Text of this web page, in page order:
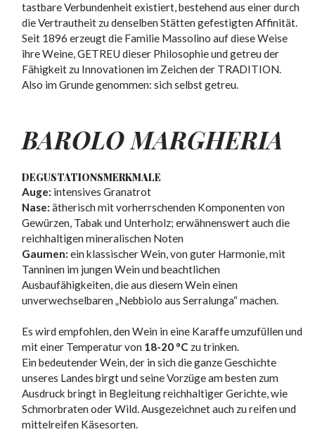
tastbare Verbundenheit existiert, bestehend aus einer durch
die Vertrautheit zu denselben Stätten gefestigten Affinität.
Seit 1896 erzeugt die Familie Massolino auf diese Weise
ihre Weine, GETREU dieser Philosophie und getreu der
Fähigkeit zu Innovationen im Zeichen der TRADITION.
Also im Grunde genommen: sich selbst getreu.
BAROLO MARGHERIA
DEGUSTATIONSMERKMALE
Auge: intensives Granatrot
Nase: ätherisch mit vorherrschenden Komponenten von
Gewürzen, Tabak und Unterholz; erwähnenswert auch die
reichhaltigen mineralischen Noten
Gaumen: ein klassischer Wein, von guter Harmonie, mit
Tanninen im jungen Wein und beachtlichen
Ausbaufähigkeiten, die aus diesem Wein einen
unverwechselbaren „Nebbiolo aus Serralunga“ machen.
Es wird empfohlen, den Wein in eine Karaffe umzufüllen und
mit einer Temperatur von 18-20 °C zu trinken.
Ein bedeutender Wein, der in sich die ganze Geschichte
unseres Landes birgt und seine Vorzüge am besten zum
Ausdruck bringt in Begleitung reichhaltiger Gerichte, wie
Schmorbraten oder Wild. Ausgezeichnet auch zu reifen und
mittelreifen Käsesorten.